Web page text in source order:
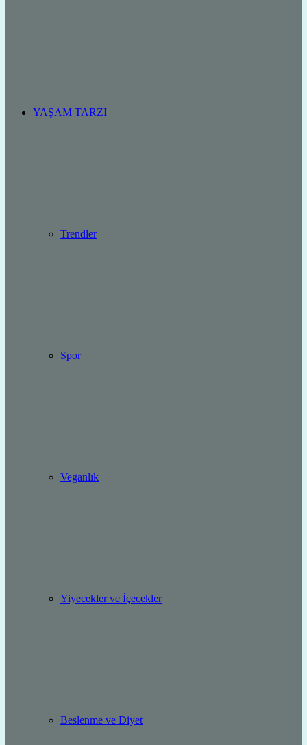
YAŞAM TARZI
Trendler
Spor
Veganlık
Yiyecekler ve İçecekler
Beslenme ve Diyet